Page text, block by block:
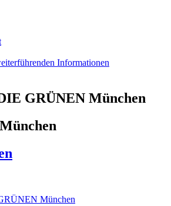
Informationen
GRÜNEN München